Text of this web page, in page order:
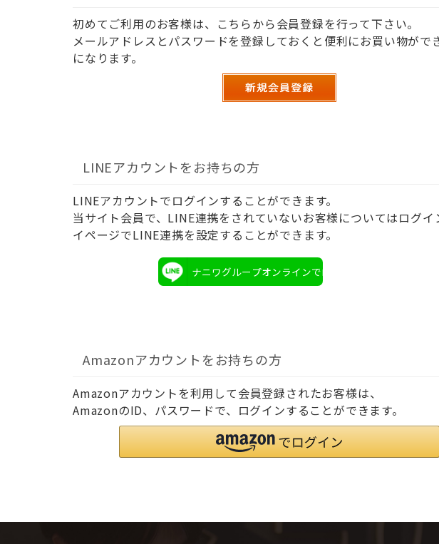
初めてご利用のお客様は、こちらから会員登録を行って下さい。
メールアドレスとパスワードを登録しておくと便利にお買い物がで
になります。
LINEアカウントをお持ちの方
LINEアカウントでログインすることができます。
当サイト会員で、LINE連携をされていないお客様についてはログイ
イページでLINE連携を設定することができます。
ナニワグループオンラインでログイン
Amazonアカウントをお持ちの方
Amazonアカウントを利用して会員登録されたお客様は、
AmazonのID、パスワードで、ログインすることができます。